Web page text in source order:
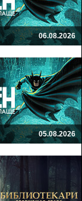
06.08.2026
05.08.2026